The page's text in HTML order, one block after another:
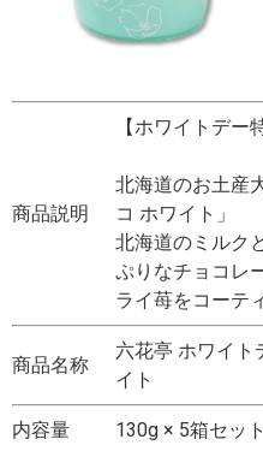
商品説明
【ホワイトデー
北海道のお土産
コ ホワイト」
北海道のミルク
ぷりなチョコレ
ライ苺をコーテ
商品名称
六花亭 ホワイト
イト
内容量 130g × 5箱セット